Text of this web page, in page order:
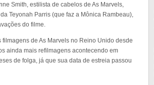
Smith, estilista de cabelos de As Marvels,
Teyonah Parris (que faz a Mônica Rambeau),
do filme.
de As Marvels no Reino Unido desde
ainda mais refilmagens acontecendo em
de folga, já que sua data de estreia passou